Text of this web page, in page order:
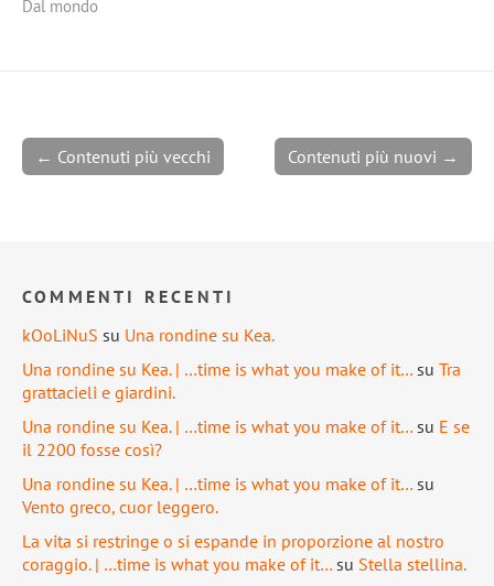
Dal mondo
← Contenuti più vecchi Contenuti più nuovi →
COMMENTI RECENTI
kOoLiNuS su Una rondine su Kea.
Una rondine su Kea. | …time is what you make of it… su Tra
grattacieli e giardini.
Una rondine su Kea. | …time is what you make of it… su E se
il 2200 fosse così?
Una rondine su Kea. | …time is what you make of it… su
Vento greco, cuor leggero.
La vita si restringe o si espande in proporzione al nostro
coraggio. | …time is what you make of it… su Stella stellina.